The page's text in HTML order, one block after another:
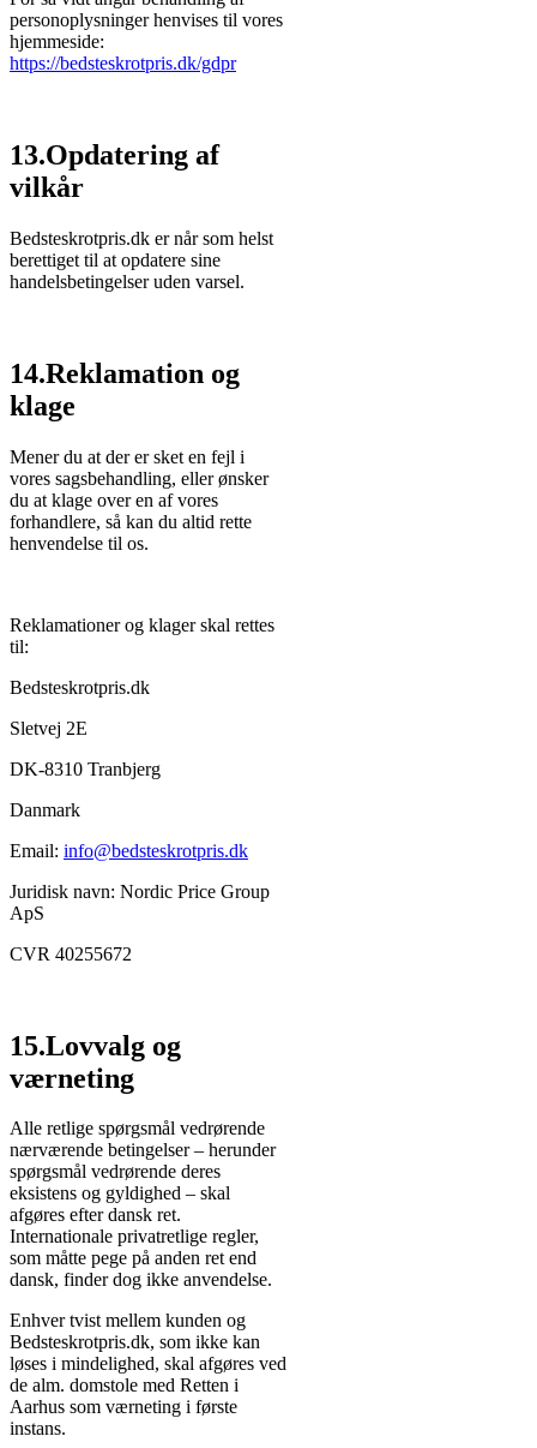
personoplysninger henvises til vores
hjemmeside:
https://bedsteskrotpris.dk/gdpr
13.Opdatering af
vilkår
Bedsteskrotpris.dk er når som helst
berettiget til at opdatere sine
handelsbetingelser uden varsel.
14.Reklamation og
klage
Mener du at der er sket en fejl i
vores sagsbehandling, eller ønsker
du at klage over en af vores
forhandlere, så kan du altid rette
henvendelse til os.
Reklamationer og klager skal rettes
til:
Bedsteskrotpris.dk
Sletvej 2E
DK-8310 Tranbjerg
Danmark
Email: info@bedsteskrotpris.dk
Juridisk navn: Nordic Price Group
ApS
CVR 40255672
15.Lovvalg og
værneting
Alle retlige spørgsmål vedrørende
nærværende betingelser – herunder
spørgsmål vedrørende deres
eksistens og gyldighed – skal
afgøres efter dansk ret.
Internationale privatretlige regler,
som måtte pege på anden ret end
dansk, finder dog ikke anvendelse.
Enhver tvist mellem kunden og
Bedsteskrotpris.dk, som ikke kan
løses i mindelighed, skal afgøres ved
de alm. domstole med Retten i
Aarhus som værneting i første
instans.